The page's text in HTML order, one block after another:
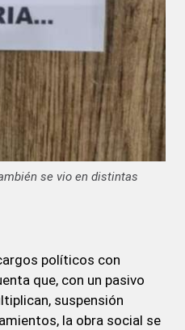
se vio en distintas
políticos con
que, con un pasivo
suspensión
la obra social se